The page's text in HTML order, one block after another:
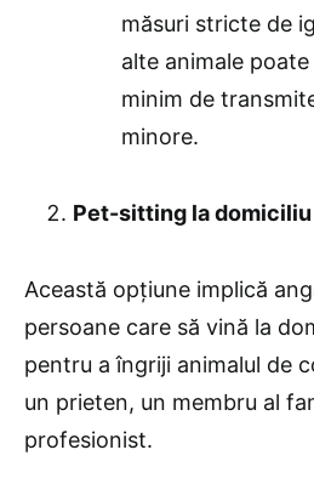
măsuri stricte de
alte animale
minim de
minore.
Pet-sitting la domiciliu
Această opțiune implică
persoane care să vină la
pentru a îngriji animalul de
un prieten, un membru al
profesionist.